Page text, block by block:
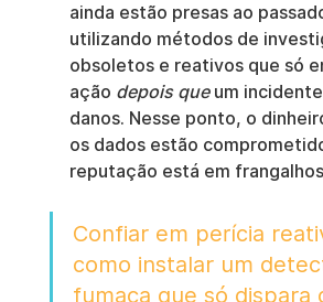
ainda estão presas ao
utilizando métodos de
obsoletos e reativos que só
ação depois que um incidente
danos. Nesse ponto, o
os dados estão
reputação está em
Confiar em perícia
como instalar um
fumaça que só dispara